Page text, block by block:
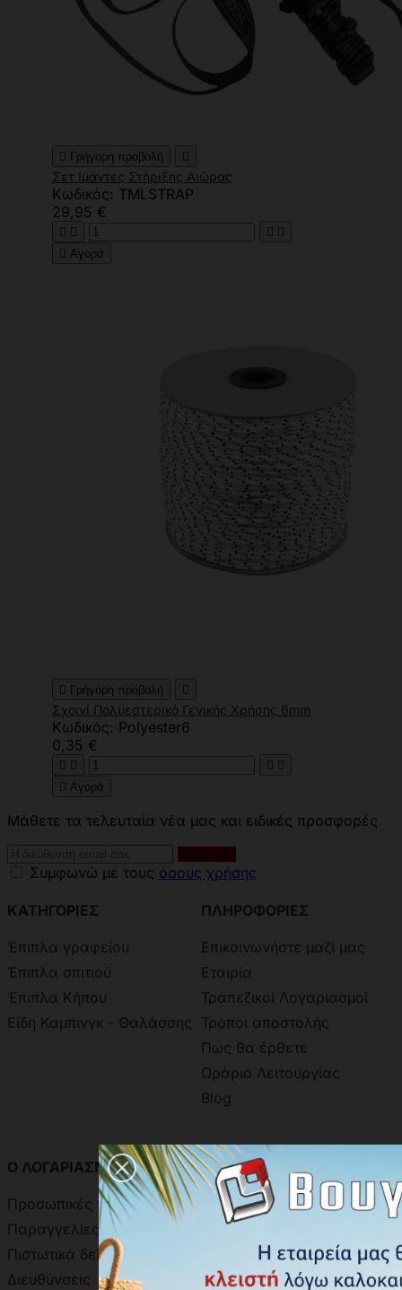
 Γρήγορη προβολή 
Σετ Ιμάντες Στήριξης Αιώρας
Κωδικός: TMLSTRAP
29,95 €
   
 Αγορά
 Γρήγορη προβολή 
Σχοινί Πολυεστερικό Γενικής Χρήσης 6mm
Κωδικός: Polyester6
0,35 €
   
 Αγορά
Μάθετε τα τελευταία νέα μας και ειδικές προσφορές
Συμφωνώ με τους όρους χρήσης
ΚΑΤΗΓΟΡΙΕΣ
Έπιπλα γραφείου
Έπιπλα σπιτιού
Έπιπλα Κήπου
Είδη Καμπινγκ - Θαλάσσης
ΠΛΗΡΟΦΟΡΙΕΣ
Επικοινωνήστε μαζί μας
Εταιρία
Τραπεζικοί Λογαριασμοί
Τρόποι αποστολής
Πως θα έρθετε
Ωράριο Λειτουργίας
Blog
Ο ΛΟΓΑΡΙΑΣΜΟΣ ΣΑΣ
Προσωπικές πληροφορίες
Παραγγελίες
Πιστωτικά δελτία
Διευθύνσεις
ΧΡΩΜΑΤΟΛΟΓΙΑ
Χρωματολόγιο Ακρίτας
Χρωματολόγιο Aline
Δειγματολόγιο Πόμολων